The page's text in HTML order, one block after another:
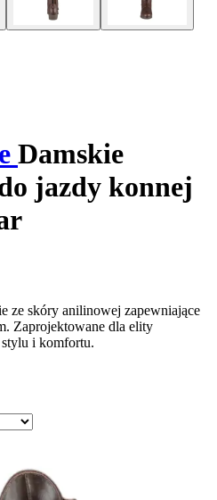
Damskie
jazdy konnej
ze skóry anilinowej zapewniające
Zaprojektowane dla elity
i komfortu.